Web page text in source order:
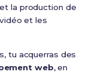
la production de
et les
tu acquerras des
web, en